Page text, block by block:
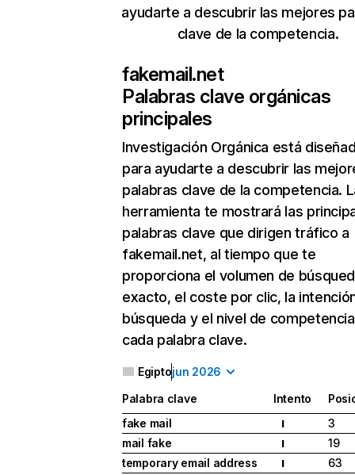
ayudarte a descubrir las mejores
clave de la competencia.
fakemail.net
Palabras clave orgánicas
principales
Investigación Orgánica está
para ayudarte a descubrir las
palabras clave de la competencia.
herramienta te mostrará las
palabras clave que dirigen tráfico a
fakemail.net, al tiempo que te
proporciona el volumen de
exacto, el coste por clic, la
búsqueda y el nivel de
cada palabra clave.
Egiptojun 2026
Palabra clave Intento
fake mail
I
3
mail fake
I
19
temporary email address
I
63